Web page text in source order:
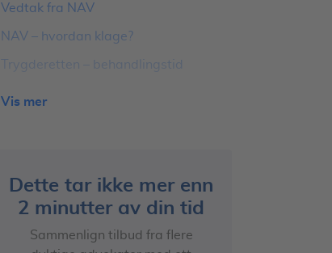
Vedtak fra NAV
NAV – hvordan klage?
Trygderetten – behandlingstid
Få god juridisk hjelp
Vis mer
Dette tar ikke mer enn
2 minutter av din tid
Sammenlign tilbud fra flere